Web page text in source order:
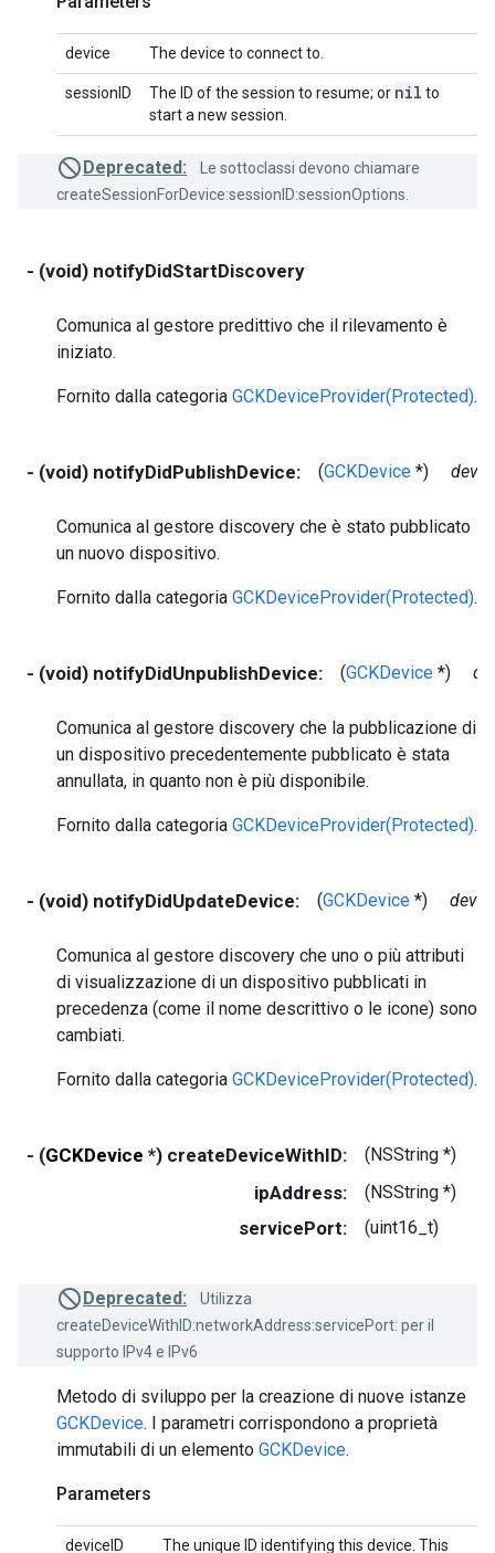
device The device to connect to.
sessionID The ID of the session to resume; or nil to
start a new session.
Deprecated:
Le sottoclassi devono chiamare
createSessionForDevice:sessionID:sessionOptions.
- (void) notifyDidStartDiscovery
Comunica al gestore predittivo che il rilevamento è
iniziato.
Fornito dalla categoria GCKDeviceProvider(Protected).
- (void) notifyDidPublishDevice: (GCKDevice *)
Comunica al gestore discovery che è stato pubblicato
un nuovo dispositivo.
Fornito dalla categoria GCKDeviceProvider(Protected).
- (void) notifyDidUnpublishDevice: (GCKDevice *)
Comunica al gestore discovery che la pubblicazione di
un dispositivo precedentemente pubblicato è stata
annullata, in quanto non è più disponibile.
Fornito dalla categoria GCKDeviceProvider(Protected).
- (void) notifyDidUpdateDevice: (GCKDevice *)
Comunica al gestore discovery che uno o più attributi
di visualizzazione di un dispositivo pubblicati in
precedenza (come il nome descrittivo o le icone) sono
cambiati.
Fornito dalla categoria GCKDeviceProvider(Protected).
- (GCKDevice *) createDeviceWithID: (NSString *)
ipAddress: (NSString *)
servicePort: (uint16_t)
Deprecated:
Utilizza
createDeviceWithID:networkAddress:servicePort: per il
supporto IPv4 e IPv6
Metodo di sviluppo per la creazione di nuove istanze
GCKDevice. I parametri corrispondono a proprietà
immutabili di un elemento GCKDevice.
Parameters
deviceID The unique ID identifying this device. This